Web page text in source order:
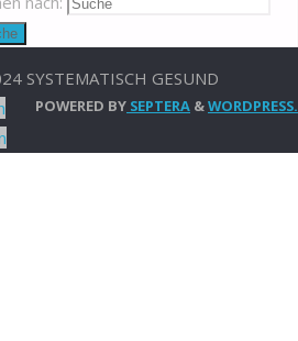
SYSTEMATISCH GESUND
POWERED BY SEPTERA &WORDPRESS.